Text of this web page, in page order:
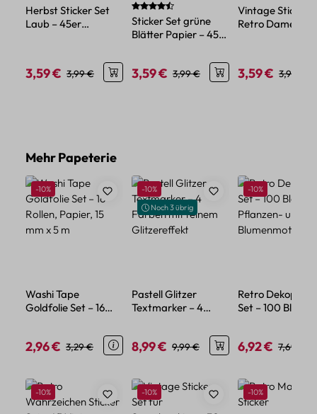
Herbst Sticker Set
Laub – 45er
Verkaufspreis:
3,59 € Regulärer Preis:
3,99 €
Durchschnittliche Bewertung von 4.5
Sticker Set grüne
Blätter Papier – 45
Verkaufspreis:
3,59 € Regulärer Preis:
3,99 €
Vintage Sticker
Retro Dame – 45
Verkaufspreis:
3,59 € 3,99 €
Produktgalerie überspringen
Mehr Papeterie
Rabatt
-10%
Washi Tape
Goldfolie Set – 16
Verkaufspreis:
2,96 € Regulärer Preis:
3,29 €
Rabatt
-10%
Noch 3 übrig
Pastell Glitzer
Textmarker – 4
Verkaufspreis:
8,99 € Regulärer Preis:
9,99 €
Rabatt
-10%
Retro
Set – 100 Blatt
Verkaufspreis:
6,92 € 7,69 €
Produktgalerie überspringen
Rabatt
-10% Rabatt
-10% Rabatt
-10%